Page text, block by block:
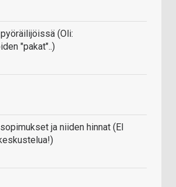
(Oli:
"pakat"..)
ja niiden hinnat (EI